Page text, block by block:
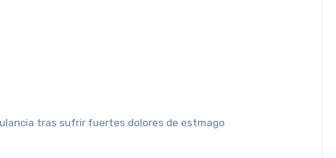
tras sufrir fuertes dolores de estmago